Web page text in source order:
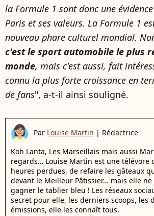
la Formule 1 sont donc une évidence
Paris et ses valeurs. La Formule 1
nouveau phare culturel mondial.
c'est le sport automobile le plus
monde, mais c'est aussi, fait
connu la plus forte croissance en
de fans", a-t-il ainsi souligné.
Par Louise Martin | Rédactrice
Koh Lanta, Les Marseillais mais aussi
regards… Louise Martin est une télévore
heures perdues, de refaire les gâteaux
devant le Meilleur Pâtissier… mais elle
gagner le tablier bleu ! Les réseaux
secret pour elle, les derniers scoops, les
émissions, elle les connaît tous.